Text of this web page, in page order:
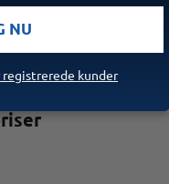
NU
kunder